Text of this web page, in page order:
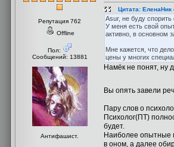
Репутация 762
Offline
Пол:
Сообщений: 13881
Антифашист.
Цитата: ЕленаНик
Asur, не буду
У меня есть свой
активно, в основном
Мне кажется, что
цены у многих
Намёк не понят, ну
Вы опять завели
Пару слов о
Психолог(ПТ)
будет.
Наиболее опытные
в оном, а далее